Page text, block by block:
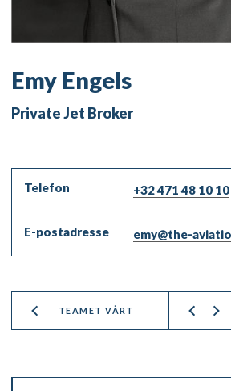
Emy Engels
Private Jet Broker
Telefon +32 471 48 10 10
E-postadresse emy@the-
TEAMET VÅRT